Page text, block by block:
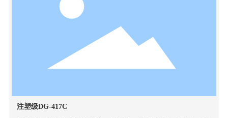
注塑级DG-417C